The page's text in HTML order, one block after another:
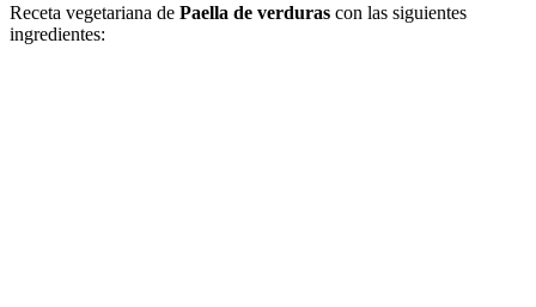
Receta vegetariana de Paella de verduras con las siguientes
ingredientes: